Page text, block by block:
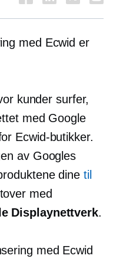
med Ecwid er
kunder surfer,
med Google
Ecwid-butikker.
av Googles
dine til
med
Displaynettverk.
med Ecwid